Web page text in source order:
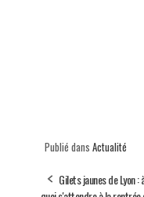
Publié dans Actualité
Gilets jaunes de Lyon :